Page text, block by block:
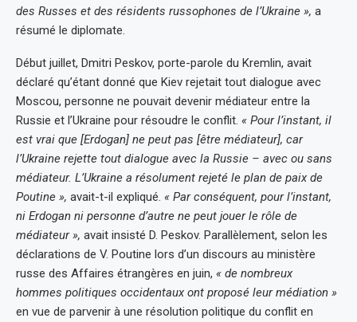
des Russes et des résidents russophones de l’Ukraine », a
résumé le diplomate.
Début juillet, Dmitri Peskov, porte-parole du Kremlin, avait
déclaré qu’étant donné que Kiev rejetait tout dialogue avec
Moscou, personne ne pouvait devenir médiateur entre la
Russie et l’Ukraine pour résoudre le conflit. « Pour l’instant, il
est vrai que [Erdogan] ne peut pas [être médiateur], car
l’Ukraine rejette tout dialogue avec la Russie – avec ou sans
médiateur. L’Ukraine a résolument rejeté le plan de paix de
Poutine », avait-t-il expliqué. « Par conséquent, pour l’instant,
ni Erdogan ni personne d’autre ne peut jouer le rôle de
médiateur », avait insisté D. Peskov. Parallèlement, selon les
déclarations de V. Poutine lors d’un discours au ministère
russe des Affaires étrangères en juin, « de nombreux
hommes politiques occidentaux ont proposé leur médiation »
en vue de parvenir à une résolution politique du conflit en